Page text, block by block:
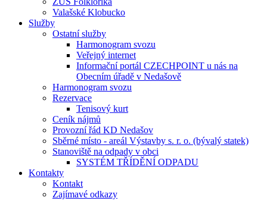
Valašské Klobucko
Služby
Ostatní služby
Harmonogram svozu
Veřejný internet
Informační portál CZECHPOINT u nás na
Obecním úřadě v Nedašově
Harmonogram svozu
Rezervace
Tenisový kurt
Ceník nájmů
Provozní řád KD Nedašov
Sběrné místo - areál Výstavby s. r. o. (bývalý statek)
Stanoviště na odpady v obci
SYSTÉM TŘÍDĚNÍ ODPADU
Kontakty
Kontakt
Zajímavé odkazy